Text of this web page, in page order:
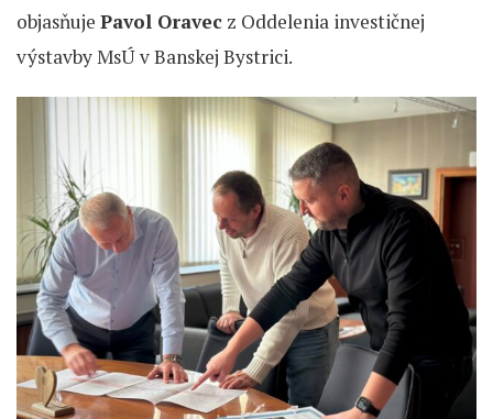
objasňuje Pavol Oravec z Oddelenia investičnej
výstavby MsÚ v Banskej Bystrici.